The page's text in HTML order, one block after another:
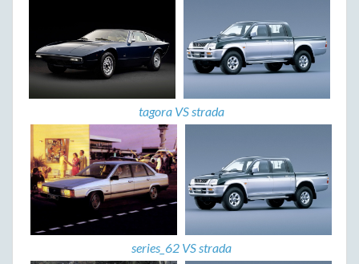
tagora VS strada
series_62 VS strada